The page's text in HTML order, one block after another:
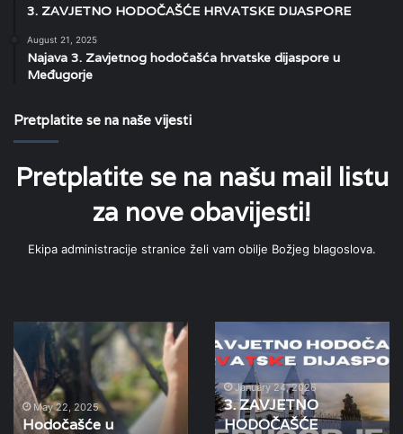
3. ZAVJETNO HODOČAŠĆE HRVATSKE DIJASPORE
August 21, 2025
Najava 3. Zavjetnog hodočašća hrvatske dijaspore u
Međugorje
Pretplatite se na naše vijesti
Pretplatite se na našu mail listu
za nove obavijesti!
Ekipa administracije stranice želi vam obilje Božjeg blagoslova.
Hodočašće
u
Međugorje
kao
poziv
na
May 22, 2025
Hodočašće u
ZAVJETNO
HODOČAŠĆE
HRVATSKE
DIJASPORE
January 24, 2026
3. ZAVJETNO
HODOČAŠĆE